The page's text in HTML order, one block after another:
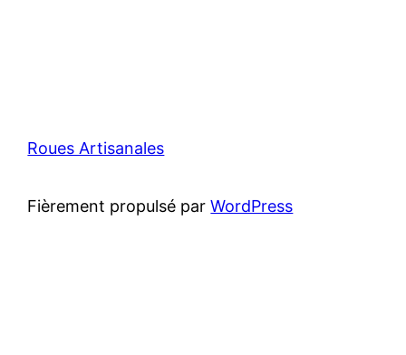
Roues Artisanales
Fièrement propulsé parWordPress